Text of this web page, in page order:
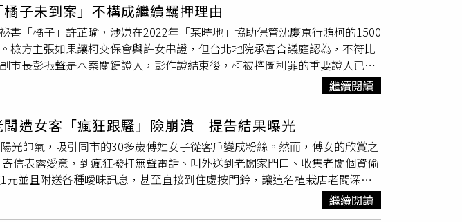
維斯，「那你還在等什麼呢？」事實上，特拉維斯在8月底在布滿玫瑰花
布兩人將訂婚的喜訊。一名消息人士向《時人》（People）指出，唐娜非
當天的紀念品，「她已經在保存照片、手寫便條紙和花朵。她想記住每一個
紀念品。」唐娜先前也曾接受《時人》專訪，分享自己對泰勒絲登上《New
知道他們的所有節目內容，感覺特別真實、溫馨，大家都能感受到滿滿的
棒的舅舅，也是一個孩子王，因孩子們見到特拉維斯總是非常開心，「只要
動趴在地板上和她們互動。」
子未到案」不構成繼續羈押理由
書「橘子」許芷瑜，涉嫌在2022年「某時地」協助保管沈慶京行賄柯的1500
檢方主張如果讓柯交保會與許女串證，但台北地院承審合議庭認為，不符比
市長彭振聲是本案關鍵證人，彭作證結束後，柯被控圖利罪的重要證人已詰
不要繼續羈押柯文哲？日前公訴檢察官陳思荔在法庭上表示，去年搜索柯辦
經拼湊發現紙條上寫「晶華、orange出國」，許芷瑜負責為柯保管賄款，至今
羈押。不過，合議庭認為，證人許芷瑜未到案部分，她參與處理財務的情
檢察官通緝中，能否緝獲尚未可知，以許芷瑜未到案就認定還有羈押柯的
2日以證人身分傳訊已認罪的彭振聲，彭說他認為京華城案合法但因為偵訊
「我就認罪了！」他也承認看過檢方提出的「黃色便利貼」但不知道是什麼
，但柯曾批示「公務員不坐牢原則」，意思是不要做違法行為。合議庭認
本案重罪部分與柯文哲為滅證、串供可能性已大幅降低，這也成為讓柯文哲
繼續閱讀
闆遭女客「瘋狂跟騷」險崩潰 提告結果曝光
光帥氣，吸引同市的30多歲傅姓女子從客戶變成粉絲。然而，傅女的欣賞之
信表露愛意，到瘋狂撥打無聲電話、叫外送到老闆家門口、收集老闆個資偷
並且附送各種曖昧訊息，甚至直接到住處按門鈴，讓這名植栽店老闆深感
跟蹤騷擾罪》判處傅女3月徒刑，案經上訴二審遭駁回，全案定讞。據了
，單身外型又陽光帥氣，他從2021年開始在網路上進行直播賣貨，雖然為店
繼續閱讀